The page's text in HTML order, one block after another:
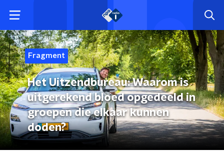
Fragment
Het Uitzendbureau: Waarom is
uitgerekend bloed opgedeeld in
groepen die elkaar kunnen
doden?